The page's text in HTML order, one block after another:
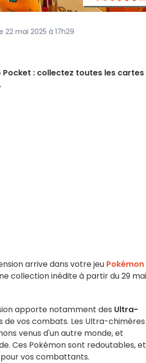
22 mai 2025 à 17h29
: collectez toutes les cartes
arrive dans votre jeu Pokémon
collection inédite à partir du 29 mai
apporte notamment des Ultra-
de vos combats. Les Ultra-chimères
venus d'un autre monde, et
Ces Pokémon sont redoutables, et
vos combattants.